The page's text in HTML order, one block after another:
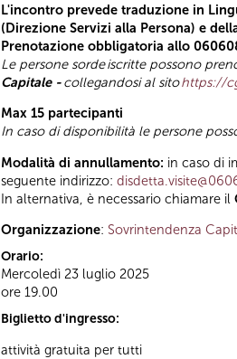
L'incontro prevede traduzione in
(Direzione Servizi alla Persona) e
Prenotazione obbligatoria allo
Le persone sordeiscritte possono
Capitale -collegandosi al sitohttps://
Max 15 partecipanti
In caso di disponibilità le persone
Modalità di annullamento: in caso di
seguente indirizzo:
In alternativa, è necessario chiamare il
Organizzazione: Sovrintendenza
Orario:
Mercoledì 23 luglio 2025
ore 19.00
Biglietto d'ingresso:
attività gratuita per tutti